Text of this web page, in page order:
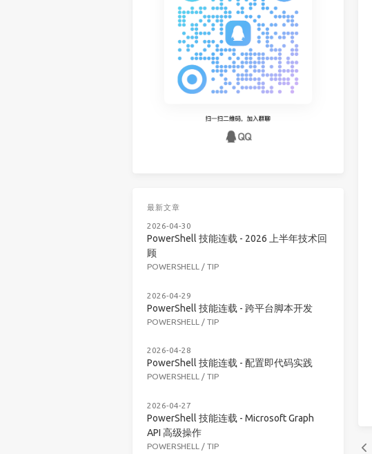
最新文章
2026-04-30
PowerShell 技能连载 - 2026 上半年技术回
顾
POWERSHELL / TIP
2026-04-29
PowerShell 技能连载 - 跨平台脚本开发
POWERSHELL / TIP
2026-04-28
PowerShell 技能连载 - 配置即代码实践
POWERSHELL / TIP
2026-04-27
PowerShell 技能连载 - Microsoft Graph
API 高级操作
POWERSHELL / TIP